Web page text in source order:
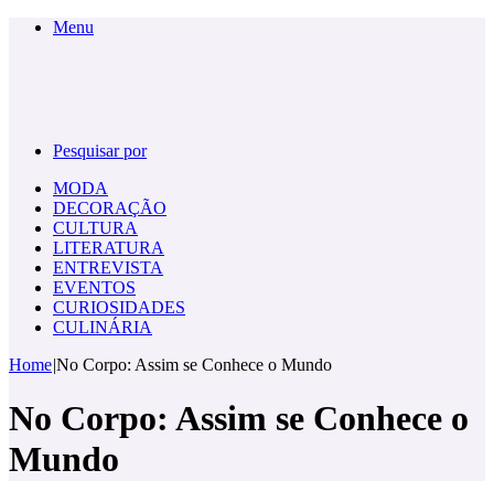
Menu
Pesquisar por
MODA
DECORAÇÃO
CULTURA
LITERATURA
ENTREVISTA
EVENTOS
CURIOSIDADES
CULINÁRIA
Home|No Corpo: Assim se Conhece o Mundo
No Corpo: Assim se Conhece o
Mundo